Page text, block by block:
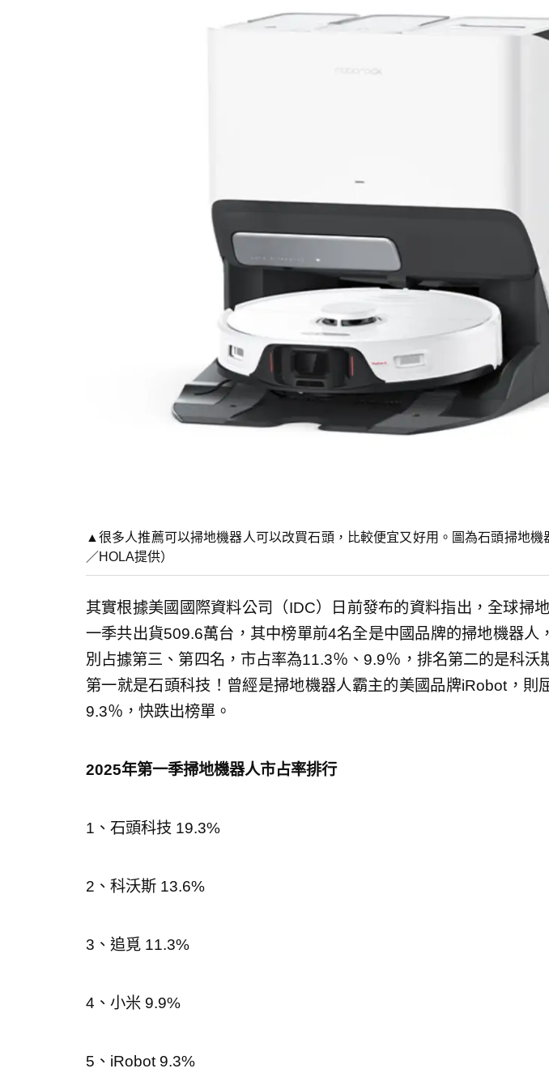
▲很多人推薦可以掃地機器人可以改買石頭，比較便宜又好用。圖為石頭掃地機
／HOLA提供）
其實根據美國國際資料公司（IDC）日前發布的資料指出，全球掃
一季共出貨509.6萬台，其中榜單前4名全是中國品牌的掃地機器人
別占據第三、第四名，市占率為11.3％、9.9％，排名第二的是科沃
第一就是石頭科技！曾經是掃地機器人霸主的美國品牌iRobot，則
9.3％，快跌出榜單。
2025年第一季掃地機器人市占率排行
1、石頭科技 19.3%
2、科沃斯 13.6%
3、追覓 11.3%
4、小米 9.9%
5、iRobot 9.3%